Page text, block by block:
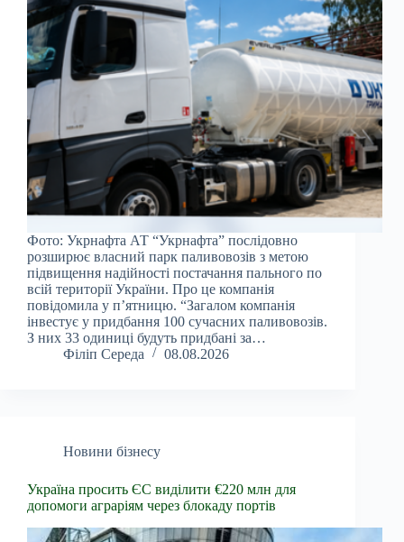
Фото: Укрнафта АТ “Укрнафта” послідовно
розширює власний парк паливовозів з метою
підвищення надійності постачання пального по
всій території України. Про це компанія
повідомила у п’ятницю. “Загалом компанія
інвестує у придбання 100 сучасних паливовозів.
З них 33 одиниці будуть придбані за…
Філіп Середа
08.08.2026
Новини бізнесу
Україна просить ЄС виділити €220 млн для
допомоги аграріям через блокаду портів